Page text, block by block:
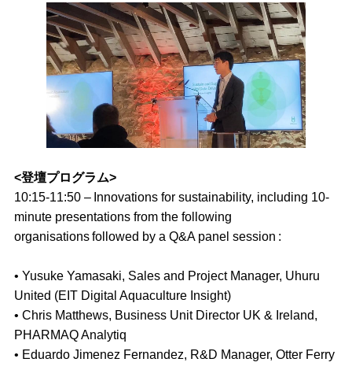
<登壇プログラム>
10:15-11:50 – Innovations for sustainability, including 10-
minute presentations from the following
organisations followed by a Q&A panel session :
• Yusuke Yamasaki, Sales and Project Manager, Uhuru
United (EIT Digital Aquaculture Insight)
• Chris Matthews, Business Unit Director UK & Ireland,
PHARMAQ Analytiq
• Eduardo Jimenez Fernandez, R&D Manager, Otter Ferry